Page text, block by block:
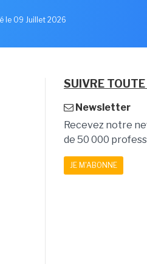
le 09 Juillet 2026
SUIVRE
Newsletter
Recevez notre
de 50 000
JE M'ABONNE